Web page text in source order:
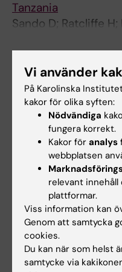
Tanzania
Sando D; Ratcliffe
D; Lyatuu G;
Wegner MN;
ARTICLE:
2016;13(1):79
Mitigating
childbirth in
the effects of two
in a large public
Ratcliffe HL; Sando
Mwanyika-Sando
McDonald KP
ARTICLE:PEDIATRIC
JOURNAL.
Diagnosis and
Among Children at
es Salaam, Tanzania
Vi använder
På Karolinska
kakor för olika syften:
Nödvändiga
fungera korrekt.
Kakor för analys
webbplatsen
relevant
plattformar.
Viss information kan
Genom att samtycka
cookies.
Du kan när som helst
samtycke via